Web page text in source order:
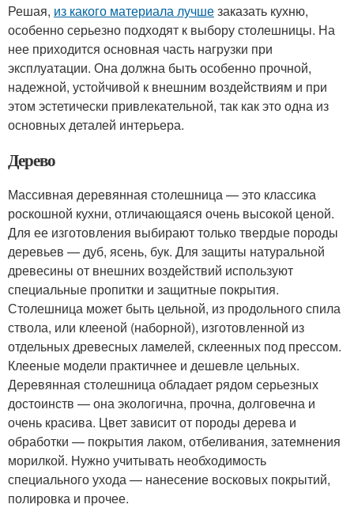
Решая, из какого материала лучшезаказать кухню,
особенно серьезно подходят к выбору столешницы. На
нее приходится основная часть нагрузки при
эксплуатации. Она должна быть особенно прочной,
надежной, устойчивой к внешним воздействиям и при
этом эстетически привлекательной, так как это одна из
основных деталей интерьера.
Дерево
Массивная деревянная столешница — это классика
роскошной кухни, отличающаяся очень высокой ценой.
Для ее изготовления выбирают только твердые породы
деревьев — дуб, ясень, бук. Для защиты натуральной
древесины от внешних воздействий используют
специальные пропитки и защитные покрытия.
Столешница может быть цельной, из продольного спила
ствола, или клееной (наборной), изготовленной из
отдельных древесных ламелей, склеенных под прессом.
Клееные модели практичнее и дешевле цельных.
Деревянная столешница обладает рядом серьезных
достоинств — она экологична, прочна, долговечна и
очень красива. Цвет зависит от породы дерева и
обработки — покрытия лаком, отбеливания, затемнения
морилкой. Нужно учитывать необходимость
специального ухода — нанесение восковых покрытий,
полировка и прочее.